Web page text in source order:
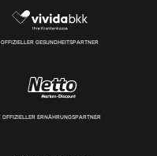
OFFIZIELLER GESUNDHEITSPARTNER
OFFIZIELLER ERNÄHRUNGSPARTNER